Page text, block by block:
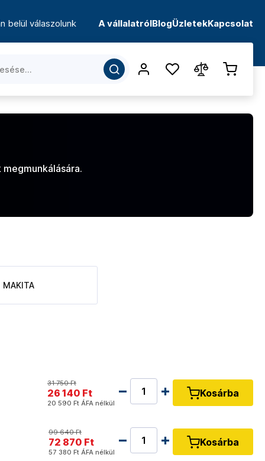
belül válaszolunk A vállalatrólBlogÜzletekKapcsolat
MAKITA
31 750 Ft
26 140 Ft
20 590 Ft ÁFA nélkül
Kosárba
99 640 Ft
72 870 Ft
57 380 Ft ÁFA nélkül
Kosárba